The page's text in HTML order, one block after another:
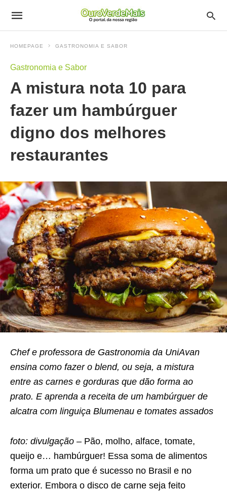
HOMEPAGE GASTRONOMIA E SABOR
Gastronomia e Sabor
A mistura nota 10 para
fazer um hambúrguer
digno dos melhores
restaurantes
Chef e professora de Gastronomia da UniAvan
ensina como fazer o blend, ou seja, a mistura
entre as carnes e gorduras que dão forma ao
prato. E aprenda a receita de um hambúrguer de
alcatra com linguiça Blumenau e tomates assados
foto: divulgação – Pão, molho, alface, tomate,
queijo e… hambúrguer! Essa soma de alimentos
forma um prato que é sucesso no Brasil e no
exterior. Embora o disco de carne seja feito